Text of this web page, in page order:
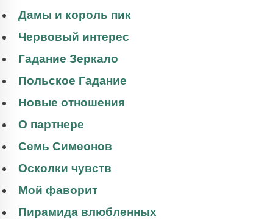
Дамы и король пик
Червовый интерес
Гадание Зеркало
Польское Гадание
Новые отношения
О партнере
Семь Симеонов
Осколки чувств
Мой фаворит
Пирамида влюбленных